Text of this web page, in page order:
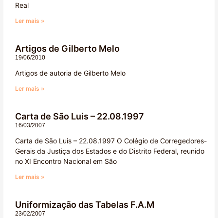
Real
Ler mais »
Artigos de Gilberto Melo
19/06/2010
Artigos de autoria de Gilberto Melo
Ler mais »
Carta de São Luis – 22.08.1997
16/03/2007
Carta de São Luis – 22.08.1997 O Colégio de Corregedores-
Gerais da Justiça dos Estados e do Distrito Federal, reunido
no XI Encontro Nacional em São
Ler mais »
Uniformização das Tabelas F.A.M
23/02/2007